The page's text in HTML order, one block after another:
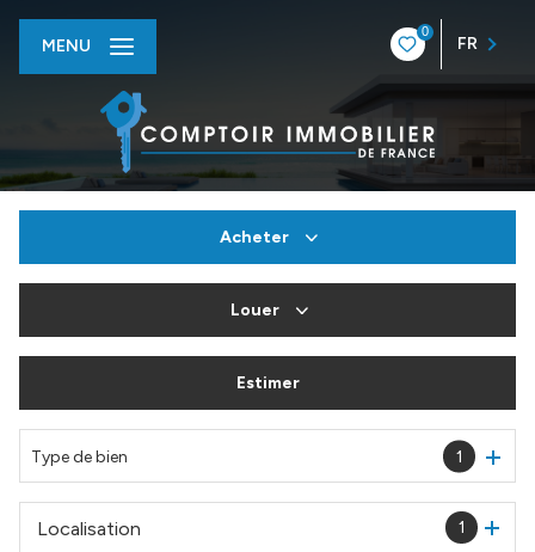
0
FR
MENU
Acheter
Du neuf
De l'immo pro
Louer
En saisonnier
De l'immo pro
Estimer
Type de bien 1
1
Localisation